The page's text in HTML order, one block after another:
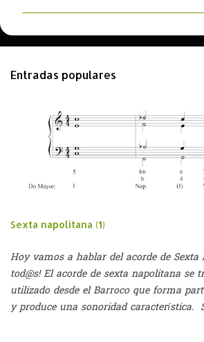
n
Entradas populares
Sexta napolitana (1)
Hoy vamos a hablar del acorde de
tod@s! El acorde de sexta napolitana se
utilizado desde el Barroco que forma
y produce una sonoridad característica.